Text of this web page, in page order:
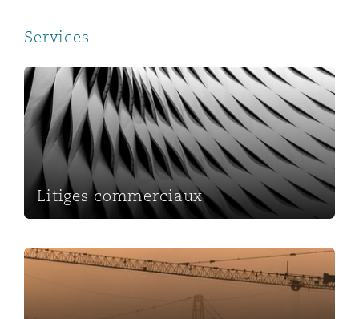
Services
Litiges commerciaux
Litiges commerciaux
Projets et construction